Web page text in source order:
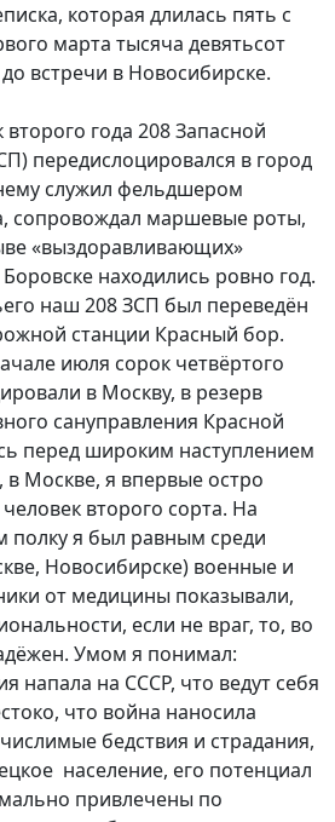
которая длилась пять с
марта тысяча девятьсот
встречи в Новосибирске.
года 208 Запасной
передислоцировался в город
служил фельдшером
сопровождал маршевые роты,
«выздоравливающих»
находились ровно год.
наш 208 ЗСП был переведён
станции Красный бор.
июля сорок четвёртого
в Москву, в резерв
сануправления Красной
перед широким наступлением
в Москве, я впервые остро
второго сорта. На
полку я был равным среди
Новосибирске) военные и
от медицины показывали,
если не враг, то, во
Умом я понимал:
напала на СССР, что ведут себя
что война наносила
бедствия и страдания,
население, его потенциал
привлечены по